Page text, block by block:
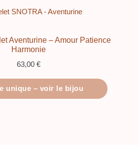
Aventurine – Amour Patience
Harmonie
63,00 €
unique – voir le bijou